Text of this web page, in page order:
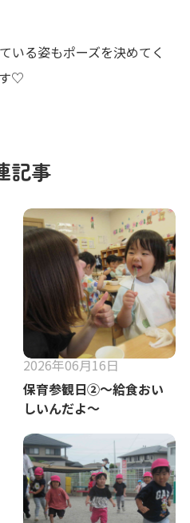
いる姿もポーズを決めてく
♡
記事
2026年06月16日
保育参観日②～給食おい
しいんだよ～